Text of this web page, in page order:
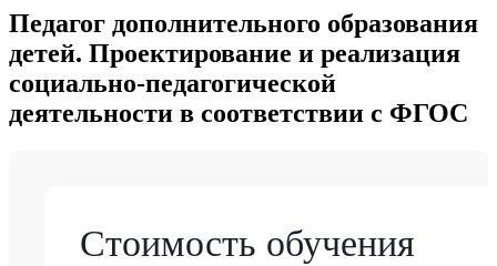
Педагог дополнительного образования
детей. Проектирование и реализация
социально-педагогической
деятельности в соответствии с ФГОС
Стоимость обучения